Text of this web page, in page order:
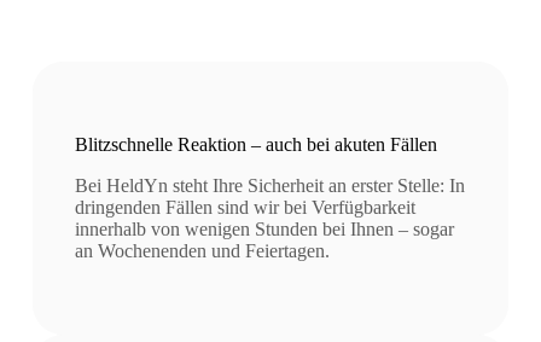
Blitzschnelle Reaktion – auch bei akuten Fällen
Bei HeldYn steht Ihre Sicherheit an erster Stelle: In
dringenden Fällen sind wir bei Verfügbarkeit
innerhalb von wenigen Stunden bei Ihnen – sogar
an Wochenenden und Feiertagen.